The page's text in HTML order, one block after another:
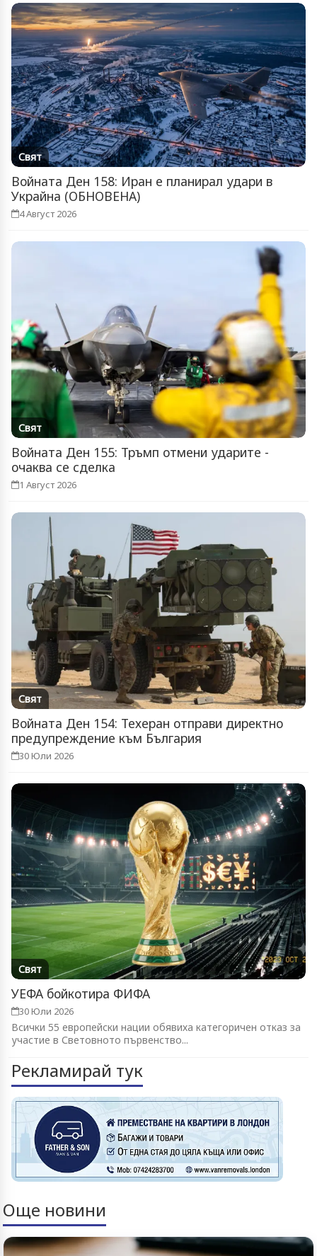
Свят
Войната Ден 158: Иран е планирал удари в
Украйна (ОБНОВЕНА)
4 Август 2026
Свят
Войната Ден 155: Тръмп отмени ударите -
очаква се сделка
1 Август 2026
Свят
Войната Ден 154: Техеран отправи директно
предупреждение към България
30 Юли 2026
Свят
УЕФА бойкотира ФИФА
30 Юли 2026
Всички 55 европейски нации обявиха категоричен отказ за
участие в Световното първенство...
Рекламирай тук
Още новини